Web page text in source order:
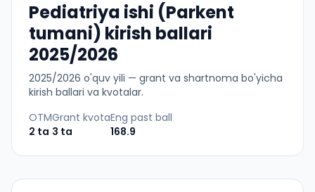
Pediatriya ishi (Parkent
tumani) kirish ballari
2025/2026
2025/2026 o'quv yili — grant va shartnoma bo'yicha
kirish ballari va kvotalar.
OTM
2 ta
Grant kvota
3 ta
Eng past ball
168.9